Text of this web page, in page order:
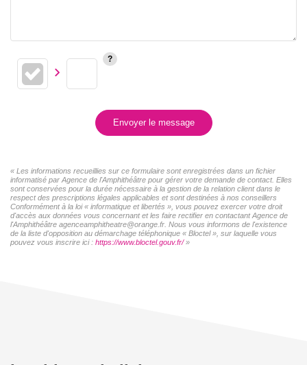
Envoyer le message
« Les informations recueillies sur ce formulaire sont enregistrées dans un fichier
informatisé par Agence de l'Amphithéâtre pour gérer votre demande de contact. Elles
sont conservées pour la durée nécessaire à la gestion de la relation client dans le
respect des prescriptions légales applicables et sont destinées à nos conseillers
Conformément à la loi « informatique et libertés », vous pouvez exercer votre droit
d'accès aux données vous concernant et les faire rectifier en contactant Agence de
l'Amphithéâtre agenceamphitheatre@orange.fr. Nous vous informons de l'existence
de la liste d'opposition au démarchage téléphonique « Bloctel », sur laquelle vous
pouvez vous inscrire ici : https://www.bloctel.gouv.fr/»